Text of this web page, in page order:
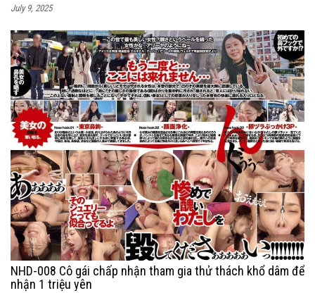
July 9, 2025
NHD-008 Cô gái chấp nhận tham gia thử thách khổ dâm để
nhận 1 triệu yên